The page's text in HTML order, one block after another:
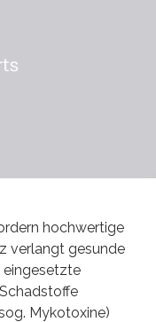
hochwertige
verlangt gesunde
eingesetzte
Mykotoxine)